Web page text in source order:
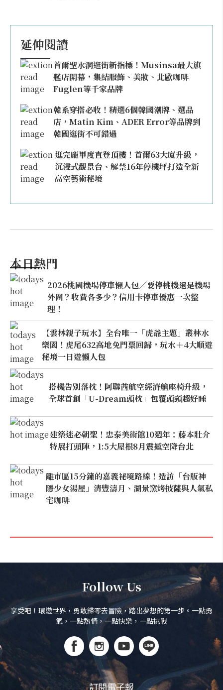
延伸閱讀
首爾聖水洞逛街新指標！Musinsa最大旗
艦店開幕，集結服飾、美妝、北歐咖啡
Fuglen等千家品牌
韓系穿搭必收！精選6個韓國潮牌、選品
店，Matin Kim、ADER Error等品牌到
韓國逛街不可錯過
逛完龐畢度直登頂樓！首爾63大廈升級，
沉浸式觀景台、解禁16年停機坪打造全新
高空藝術秘境
本日熱門
2026桃園機場停車懶人包／要停桃機還是機場
外圍？收費各多少？信用卡停車優惠一次整
理！
【雲林親子玩水】全台唯一「虎爺主題」叢林水
樂園！虎尾632高地免門票回歸，玩水＋4大順遊
秘境一日遊懶人包
搭機告別落枕！阿聯酋航空經濟艙座椅升級，
全球首創「U-Dream頭枕」包覆頭頸超好睡
建築迷必朝聖！忠泰美術館10週年：藤本壯介
特展打頭陣，1:5大屋根8月震撼空降台北
離市區15分鐘的嘉義祕境路線！造訪「台版神
隱少女湯屋」清豐濤月、湖景窯烤披薩與人氣私
宅咖啡
Follow Us
享受吧！環遊世界，勇敢歸零去冒險，踏出夢想的第一步。一點勇
氣，一點熱情，一點快樂，一點挑戰
訂閱電子報